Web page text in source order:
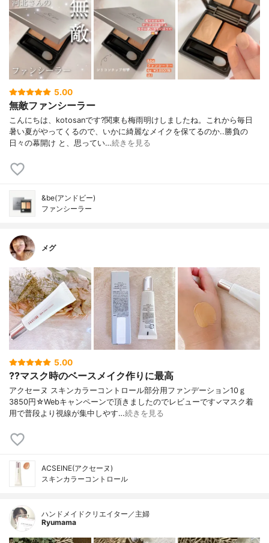
5.00
無敵ファンシーラー
こんにちは、kotosanです?関東も梅雨明けしましたね。これから毎日
暑い夏がやってくるので、いかに綺麗なメイクを保てるのか..勝負の
日々の幕開け と、思ってい…続きを見る
&be(アンドビー)
ファンシーラー
メグ
5.00
??マスク時のベースメイク作りに最高
アクセーヌ スキンカラーコントロール部分用ファンデーション10ｇ
3850円☆Webキャンペーンで頂きましたのでレビューです✓マスク着
用で普段より視線が集中しやす…続きを見る
ACSEINE(アクセーヌ)
スキンカラーコントロール
ハンドメイドクリエイター／主婦
Ryumama